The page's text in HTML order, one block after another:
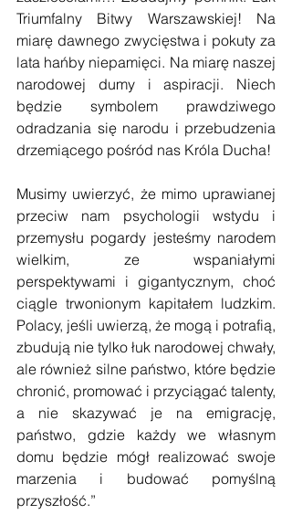
Triumfalny Bitwy Warszawskiej! Na
miarę dawnego zwycięstwa i pokuty za
lata hańby niepamięci. Na miarę naszej
narodowej dumy i aspiracji. Niech
będzie symbolem prawdziwego
odradzania się narodu i przebudzenia
drzemiącego pośród nas Króla Ducha!
Musimy uwierzyć, że mimo uprawianej
przeciw nam psychologii wstydu i
przemysłu pogardy jesteśmy narodem
wielkim, ze wspaniałymi
perspektywami i gigantycznym, choć
ciągle trwonionym kapitałem ludzkim.
Polacy, jeśli uwierzą, że mogą i potrafią,
zbudują nie tylko łuk narodowej chwały,
ale również silne państwo, które będzie
chronić, promować i przyciągać talenty,
a nie skazywać je na emigrację,
państwo, gdzie każdy we własnym
domu będzie mógł realizować swoje
marzenia i budować pomyślną
przyszłość.”